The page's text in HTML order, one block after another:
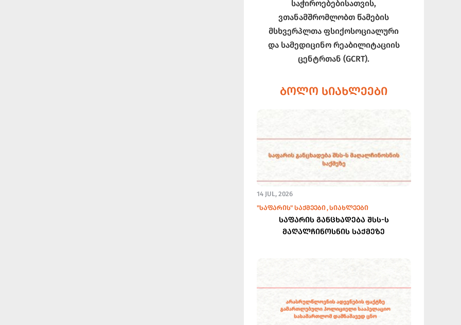
საჭიროებებისათვის,
ვთანამშრომლობთ წამების
მსხვერპლთა ფსიქოსოციალური
და სამედიცინო რეაბილიტაციის
ცენტრთან (GCRT).
ᲑᲝᲚᲝ ᲡᲘᲐᲮᲚᲔᲔᲑᲘ
14 JUL, 2026
"ᲡᲐᲤᲐᲠᲘᲡ" ᲡᲐᲥᲛᲔᲔᲑᲘ ᲡᲘᲐᲮᲚᲔᲔᲑᲘ
საფარის განცხადება შსს-ს
მაღალჩინოსნის საქმეზე